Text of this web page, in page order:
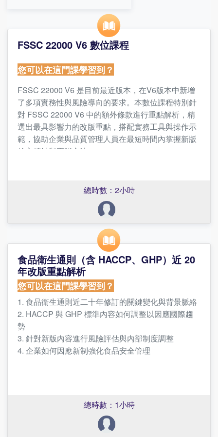
FSSC 22000 V6 數位課程
您可以在這門課學習到？
FSSC 22000 V6 是目前最近版本，在V6版本中新增
了多項實務性與風險導向的要求。本數位課程特別針
對 FSSC 22000 V6 中的額外條款進行重點解析，精
選出最具影響力的改版重點，搭配實務工具與操作示
範，協助企業與品質管理人員在最短時間內掌握新版
核心精神與實踐方法。
1. 專為台灣食品產業需求設計
3. 輔以工具與案例應用，提升實務導入效率
4. 完課即發上課證明，提升專業履歷與升遷競爭力
誰適合上這門課？
● 食品工廠品質管理人員
● 預備進行轉版(V6)的工廠主管與專案負責人
● 食品業內部稽核人員
● FSSC 22000 專業顧問、輔導人員
● 欲了解最新版標準的業界從業者與有志從事此領域
者
總時數：2小時
食品衛生通則（含 HACCP、GHP）近 20
年改版重點解析
您可以在這門課學習到？
1. 食品衛生通則近二十年修訂的關鍵變化與背景脈絡
2. HACCP 與 GHP 標準內容如何調整以因應國際趨
勢
3. 針對新版內容進行風險評估與內部制度調整
4. 企業如何因應新制強化食品安全管理
2.系統導向教學：結合理論與系統概念，協助快速內
總時數：1小時